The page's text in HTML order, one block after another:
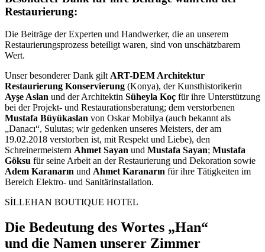
Restaurierung:
Die Beiträge der Experten und Handwerker, die an unserem
Restaurierungsprozess beteiligt waren, sind von unschätzbarem
Wert.
Unser besonderer Dank gilt ART-DEM Architektur
Restaurierung Konservierung (Konya), der Kunsthistorikerin
Ayşe Aslan und der Architektin Süheyla Koç für ihre Unterstützung
bei der Projekt- und Restaurationsberatung; dem verstorbenen
Mustafa Büyükaslan von Oskar Mobilya (auch bekannt als
„Danacı“, Sulutas; wir gedenken unseres Meisters, der am
19.02.2018 verstorben ist, mit Respekt und Liebe), den
Schreinermeistern Ahmet Sayan und Mustafa Sayan; Mustafa
Göksu für seine Arbeit an der Restaurierung und Dekoration sowie
Adem Karanarın und Ahmet Karanarın für ihre Tätigkeiten im
Bereich Elektro- und Sanitärinstallation.
SİLLEHAN BOUTIQUE HOTEL
Die Bedeutung des Wortes „Han“
und die Namen unserer Zimmer